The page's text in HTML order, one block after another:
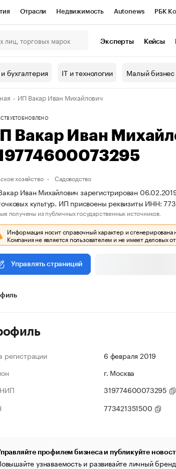
Отрасли Недвижимость Autonews РБК
Проверка контрагентов
валюты
Эксперты Кейсы
бухгалтерия IT и технологии Малый бизнес
ИП Вакар Иван Михайлович
ОБНОВЛЕНО
Вакар Иван
хозяйство Садоводство
Иван Михайлович зарегистрирован
культур. ИП присвоены реквизиты ИНН:
получены из публичных государственных источников.
Информация носит справочный характер и сгенерирована
Компания не является пользователем и не имеет деловых
Управлять страницей
регистрации
6 февраля 2019
г. Москва
319774600073295
773421351500
профилем бизнеса и публикуйте
узнаваемость и развивайте личный